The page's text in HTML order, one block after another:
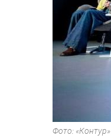
Фото: «Контур»